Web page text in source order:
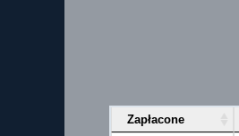
Zapłacone